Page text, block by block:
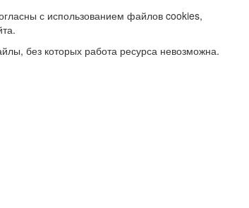
с использованием файлов cookies,
без которых работа ресурса невозможна.